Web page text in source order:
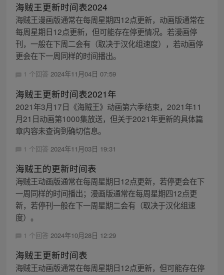
海贼王更新时间表2024
海贼王漫画版通常在每周星期四12点更新，动画版通常在
每周星期日12点更新，但可能存在停更情况。若漫画停
刊，一般在下周二会有（取决于汉化组速度），若动画停
更会在下一周同样的时间播出。
1 个回答 2024年11月04日 07:59
海贼王更新时间表2021年
2021年3月17日《海贼王》动画第六季结束，2021年11
月21日动画第1000集放送，但关于2021年更新的具体篇
章内容未查询到确切信息。
1 个回答 2024年11月03日 19:31
海贼王的更新时间表
海贼王动画版通常在每周星期日12点更新，若停更会在下
一周同样的时间播出；漫画版通常在每周星期四12点更
新，若停刊一般在下一周星期二会有（取决于汉化组速
度）。
1 个回答 2024年10月28日 12:29
海贼王更新时间表
海贼王动画版通常在每周星期日12点更新，但可能存在停